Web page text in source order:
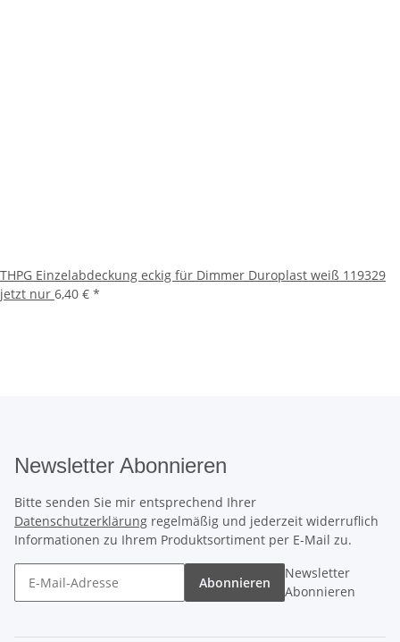
THPG Einzelabdeckung eckig für Dimmer Duroplast weiß 119329
jetzt nur 6,40 € *
Newsletter Abonnieren
Bitte senden Sie mir entsprechend Ihrer
Datenschutzerklärung regelmäßig und jederzeit widerruflich
Informationen zu Ihrem Produktsortiment per E-Mail zu.
Abonnieren
Newsletter
Abonnieren